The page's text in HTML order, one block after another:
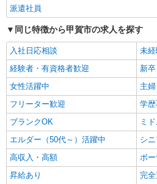
談 1件：1,500〜
1,000円〜1,429円
します ※交通費・
援内容により細則あ
派遣社員
同じ特徴から甲賀市の求人を探す
入社日応相談
未
経験者・有資格者歓迎
新
女性活躍中
主
フリーター歓迎
学
ブランクOK
ミ
エルダー（50代～）活躍中
シ
高収入・高額
ボー
昇給あり
完全